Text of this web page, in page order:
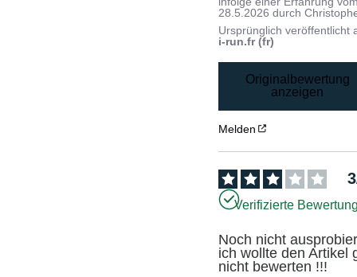
28.5.2026 durch
Ursprünglich veröffentlicht
i-run.fr (fr)
Originalbewertung
anzeigen
Melden
3
Verifizierte
Noch nicht
ich wollte den Artikel
nicht bewerten !!!